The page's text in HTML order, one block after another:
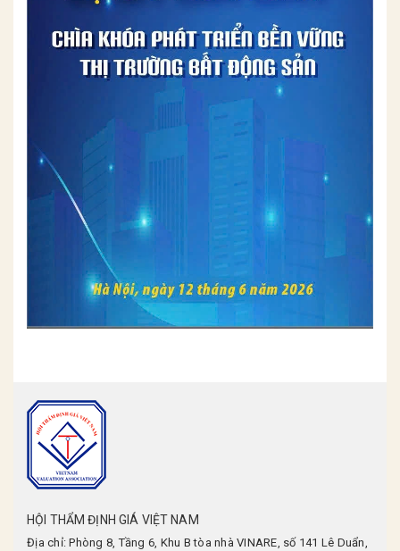
HỘI THẨM ĐỊNH GIÁ VIỆT NAM
Địa chỉ: Phòng 8, Tầng 6, Khu B tòa nhà VINARE, số 141 Lê Duẩn,